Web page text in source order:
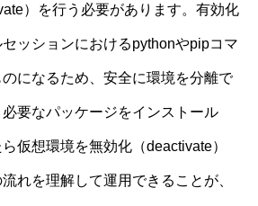
）を行う必要があります。有効化
ッションにおけるpythonやpipコマ
になるため、安全に環境を分離で
要なパッケージをインストール
仮想環境を無効化（deactivate）
れを理解して運用できることが、